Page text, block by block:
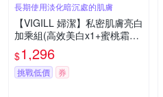
長期使用淡化暗沉處的肌膚
【VIGILL 婦潔】私密肌膚亮白
加乘組(高效美白x1+蜜桃霜x1
+私密唇x1+加強45x2)
$1,296
挑戰低價 券